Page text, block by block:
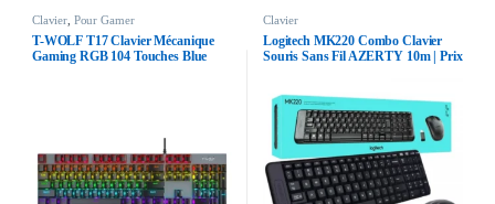
Clavier Pour Gamer
T-WOLF T17 Clavier Mécanique
Gaming RGB 104 Touches Blue
Clavier
Logitech MK220 Combo Clavier
Souris Sans Fil AZERTY 10m | Prix